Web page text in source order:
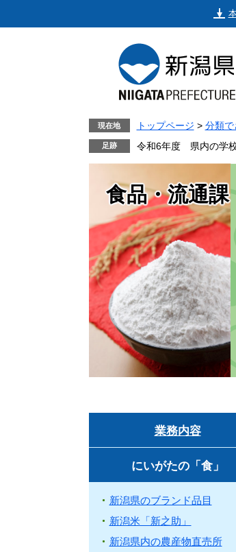
現在地 トップページ > 分類で
令和6年度 県内の学
食品・流通課
業務内容
にいがたの「食」
新潟県のブランド品目
新潟米「新之助」
新潟県内の農産物直売所